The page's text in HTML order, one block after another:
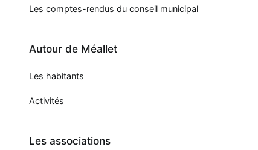
Les comptes-rendus du conseil municipal
Autour de Méallet
Les habitants
Activités
Les associations